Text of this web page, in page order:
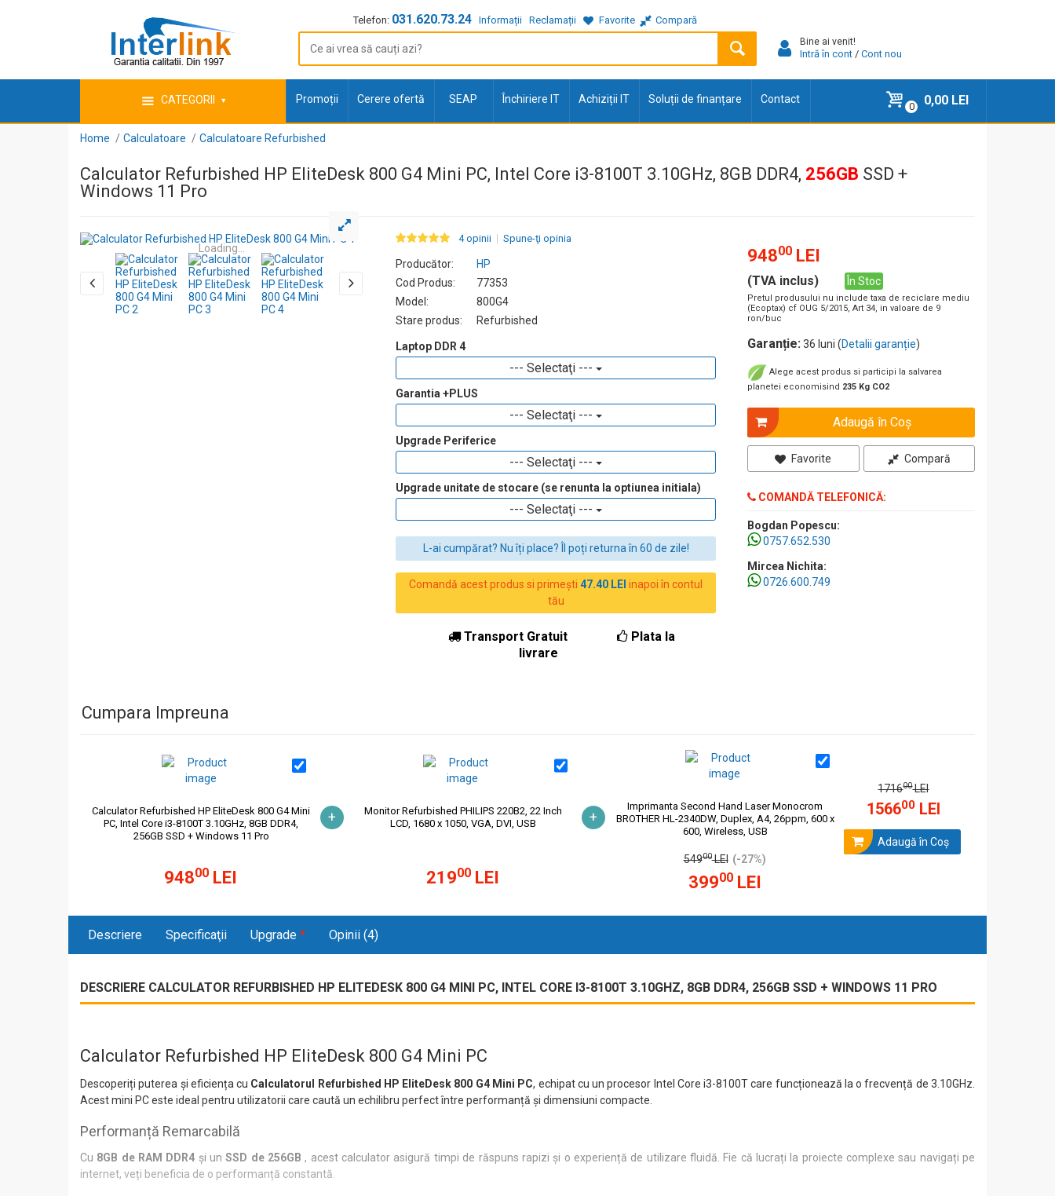
Telefon: 031.620.73.24 Informații Reclamații Favorite Compară
Bine ai venit!
Intră în cont /Cont nou
CATEGORII Promoții Cerere ofertă SEAP Închiriere IT Achiziții IT Soluții de finanțare Contact
0 0,00 LEI
Home Calculatoare Calculatoare Refurbished
Calculator Refurbished HP EliteDesk 800 G4 Mini PC, Intel Core i3-8100T 3.10GHz, 8GB DDR4, 256GB SSD +
Windows 11 Pro
Loading...
4 opinii Spune-ţi opinia
Producător:
HP
Cod Produs:
77353
Model:
800G4
Stare produs:
Refurbished
Laptop DDR 4
--- Selectaţi ---
Garantia +PLUS
--- Selectaţi ---
Upgrade Periferice
--- Selectaţi ---
Upgrade unitate de stocare (se renunta la optiunea initiala)
--- Selectaţi ---
L-ai cumpărat? Nu îți place? Îl poți returna în 60 de zile!
Comandă acest produs si primești47.40 LEI inapoi în contul
tău
Transport Gratuit
Plata la
livrare
94800 LEI
(TVA inclus) În Stoc
Pretul produsului nu include taxa de reciclare mediu
(Ecoptax) cf OUG 5/2015, Art 34, in valoare de 9
ron/buc
Garanție:36 luni (Detalii garanție)
Alege acest produs si participi la salvarea
planetei economisind 235 Kg CO2
Adaugă în Coş
Favorite Compară
COMANDĂ TELEFONICĂ:
Bogdan Popescu:
0757.652.530
Mircea Nichita:
0726.600.749
Cumpara Impreuna
Calculator Refurbished HP EliteDesk 800 G4 Mini
PC, Intel Core i3-8100T 3.10GHz, 8GB DDR4,
256GB SSD + Windows 11 Pro
94800 LEI
+
Monitor Refurbished PHILIPS 220B2, 22 Inch
LCD, 1680 x 1050, VGA, DVI, USB
21900LEI
+
Imprimanta Second Hand Laser Monocrom
BROTHER HL-2340DW, Duplex, A4, 26ppm, 600 x
600, Wireless, USB
54900LEI (-27%)
39900LEI
171600LEI
156600LEI
Adaugă în Coş
Descriere Specificaţii Upgrade * Opinii (4)
DESCRIERE CALCULATOR REFURBISHED HP ELITEDESK 800 G4 MINI PC, INTEL CORE I3-8100T 3.10GHZ, 8GB DDR4, 256GB SSD + WINDOWS 11 PRO
Calculator Refurbished HP EliteDesk 800 G4 Mini PC
Descoperiți puterea și eficiența cu Calculatorul Refurbished HP EliteDesk 800 G4 Mini PC, echipat cu un procesor Intel Core i3-8100T care funcționează la o frecvență de 3.10GHz.
Acest mini PC este ideal pentru utilizatorii care caută un echilibru perfect între performanță și dimensiuni compacte.
Performanță Remarcabilă
Cu 8GB de RAM DDR4 și unSSD de 256GB , acest calculator asigură timpi de răspuns rapizi și o experiență de utilizare fluidă. Fie că lucrați la proiecte complexe sau navigați pe
internet, veți beneficia de o performanță constantă.